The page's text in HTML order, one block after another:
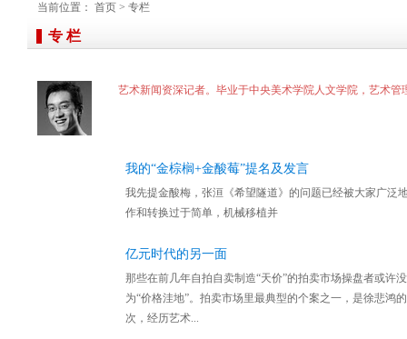
当前位置： 首页 > 专栏
专 栏
艺术新闻资深记者。毕业于中央美术学院人文学院，艺术
我的“金棕榈+金酸莓”提名及发言
我先提金酸梅，张洹《希望隧道》的问题已经被大家广泛
作和转换过于简单，机械移植并
亿元时代的另一面
那些在前几年自拍自卖制造“天价”的拍卖市场操盘者或许
为“价格洼地”。拍卖市场里最典型的个案之一，是徐悲鸿
次，经历艺术...